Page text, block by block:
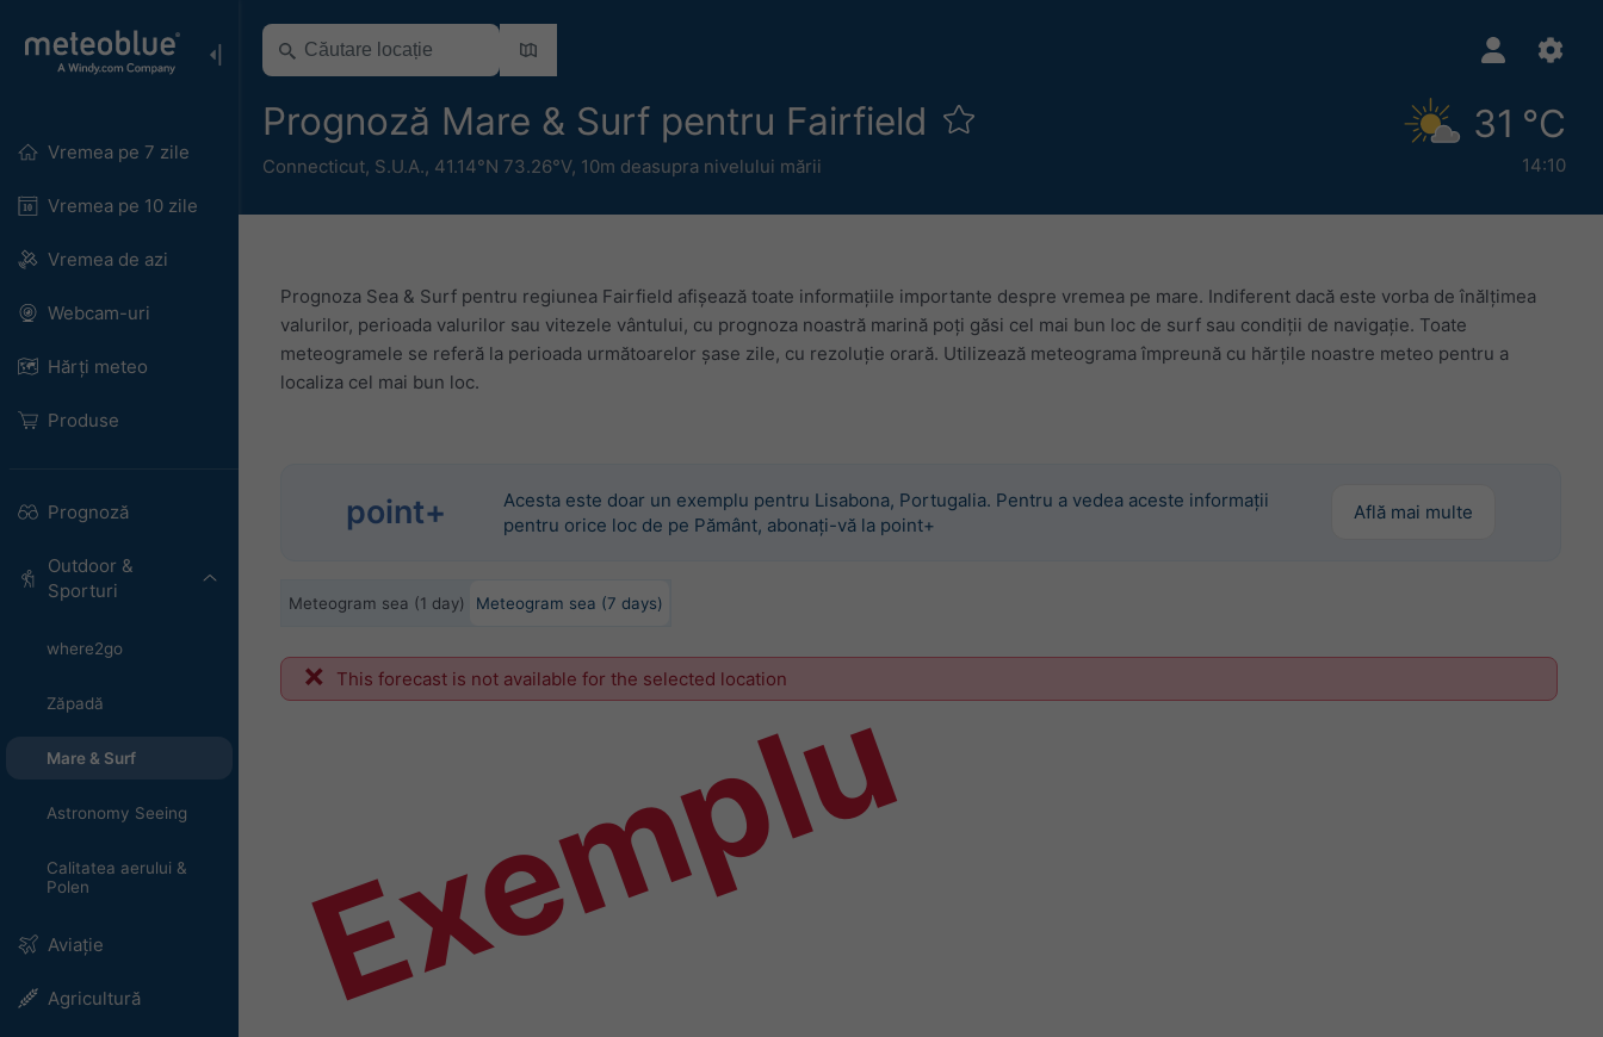
Vremea pe 7 zile
Vremea pe 10 zile
Vremea de azi
Webcam-uri
Hărți meteo
Produse
Prognoză
Outdoor &
Sporturi
where2go
Zăpadă
Mare & Surf
Astronomy Seeing
Calitatea aerului &
Polen
Aviație
Agricultură
Prognoză Mare & Surf pentru Fairfield
Connecticut, S.U.A., 41.14°N 73.26°V, 10m deasupra nivelului mării
31 °C
14:10
Prognoza Sea & Surf pentru regiunea Fairfield afișează toate informațiile importante despre vremea pe mare. Indiferent dacă este vorba de înălțimea
valurilor, perioada valurilor sau vitezele vântului, cu prognoza noastră marină poți găsi cel mai bun loc de surf sau condiții de navigație. Toate
meteogramele se referă la perioada următoarelor șase zile, cu rezoluție orară. Utilizează meteograma împreună cu hărțile noastre meteo pentru a
localiza cel mai bun loc.
point+
Acesta este doar un exemplu pentru Lisabona, Portugalia. Pentru a vedea aceste informații
pentru orice loc de pe Pământ, abonați-vă la point+
Află mai multe
Meteogram sea (1 day) Meteogram sea (7 days)
This forecast is not available for the selected location
Exemplu